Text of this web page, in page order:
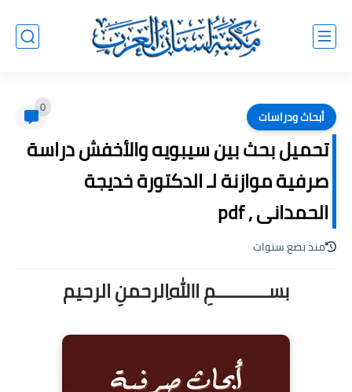
أبحاث ودراسات 0
تحميل بحث بين سيبويه والأخفش دراسة
صرفية موازنة لـ الدكتورة خديجة
الحمدانى , pdf
منذ بضع سنوات
بســـــــــــمِ اﷲِالرحمنِ الرحيم